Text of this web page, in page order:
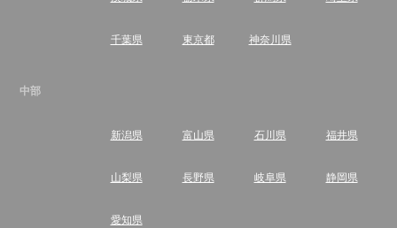
千葉県 東京都 神奈川県
中部
新潟県 富山県 石川県 福井県
山梨県 長野県 岐阜県 静岡県
愛知県